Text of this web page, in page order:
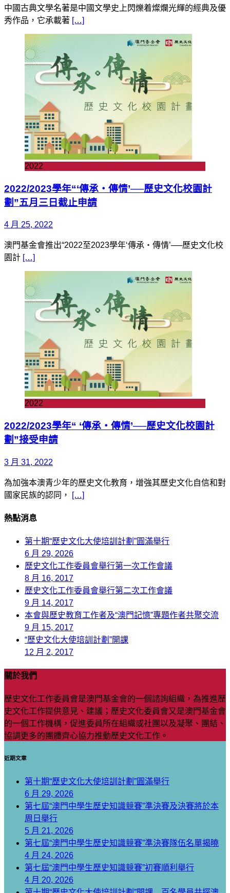
中國古典文學名著是中國文學史上閃爍着燦爛光輝的經典及優
秀作品，它承載著 […]
2022
2022/2023學年“‘傳承‧傳情’──歷史文化校園計
劃”五月三日截止申請
4 月 25, 2022
澳門基金會推出“2022至2023學年‘傳承‧傳情’──歷史文化校
園計 […]
2022
2022/2023學年“ ‘傳承‧傳情’──歷史文化校園計
劃”接受申請
3 月 31, 2022
為加強本澳青少年的歷史文化教育，增強其歷史文化自信和對
國家民族的認同，
[…]
熱點消息
第十期“歷史文化大使培訓計劃”圓滿舉行
6 月 29, 2026
歷史文化工作委員會舉行第一次工作會議
8 月 16, 2017
歷史文化工作委員會舉行第二次工作會議
9 月 14, 2017
本會與歷史教育工作者及“澳門記憶”專題作者共聚交流
9 月 15, 2017
“歷史文化大使培訓計劃”開課
12 月 2, 2017
關於我們
歷史文化工作委員會是澳門基金會的一個諮詢組織，為推進歷
史文化工作提供意見、建議；歷史文化委員會又是澳門基金會
的一個工作機構，促進委員所在組織或社團以及凝聚、團結、
協調更多的團體齊心協力推動歷史文化工作。
近期文章
第十期“歷史文化大使培訓計劃”圓滿舉行
6 月 29, 2026
第七屆“澳門中學生歷史知識競賽”準決賽及決賽將於本
周日舉行
5 月 21, 2026
第七屆“澳門中學生歷史知識競賽”準決賽隊伍名單揭曉
4 月 24, 2026
第七屆“澳門中學生歷史知識競賽”初賽順利舉行
4 月 20, 2026